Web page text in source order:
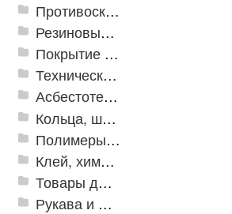
Противоскользящая защита для лестниц, профили, ленты
Резиновые и ПВХ дорожки
Покрытие из резиновой крошки
Техническая резина
Асбестотехнические и теплоизоляционные материалы
Кольца, шайбы, манжеты
Полимеры и пластики
Клей, химия, сопутствующие товары
Товары для дома
Рукава и шланги промышленные